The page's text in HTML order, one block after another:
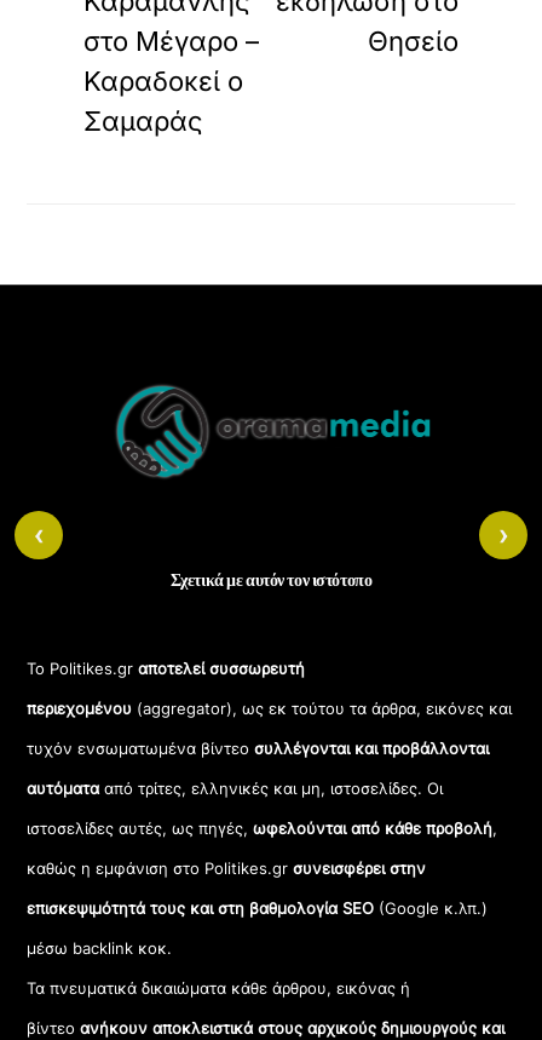
στο Μέγαρο –
Καραδοκεί ο
Σαμαράς
Θησείο
Top
Σχετικά με αυτόν τον ιστότοπο
Το Politikes.grαποτελεί συσσωρευτή
περιεχομένου (aggregator), ως εκ τούτου τα άρθρα, εικόνες και
τυχόν ενσωματωμένα βίντεοσυλλέγονται και προβάλλονται
αυτόματααπό τρίτες, ελληνικές και μη, ιστοσελίδες. Οι
ιστοσελίδες αυτές, ως πηγές,ωφελούνται από κάθε προβολή,
καθώς η εμφάνιση στο Politikes.gr συνεισφέρει στην
επισκεψιμότητά τους και στη βαθμολογία SEO (Google κ.λπ.)
μέσω backlink κοκ.
Τα πνευματικά δικαιώματα κάθε άρθρου, εικόνας ή
βίντεοανήκουν αποκλειστικά στους αρχικούς δημιουργούς και
‹ ›